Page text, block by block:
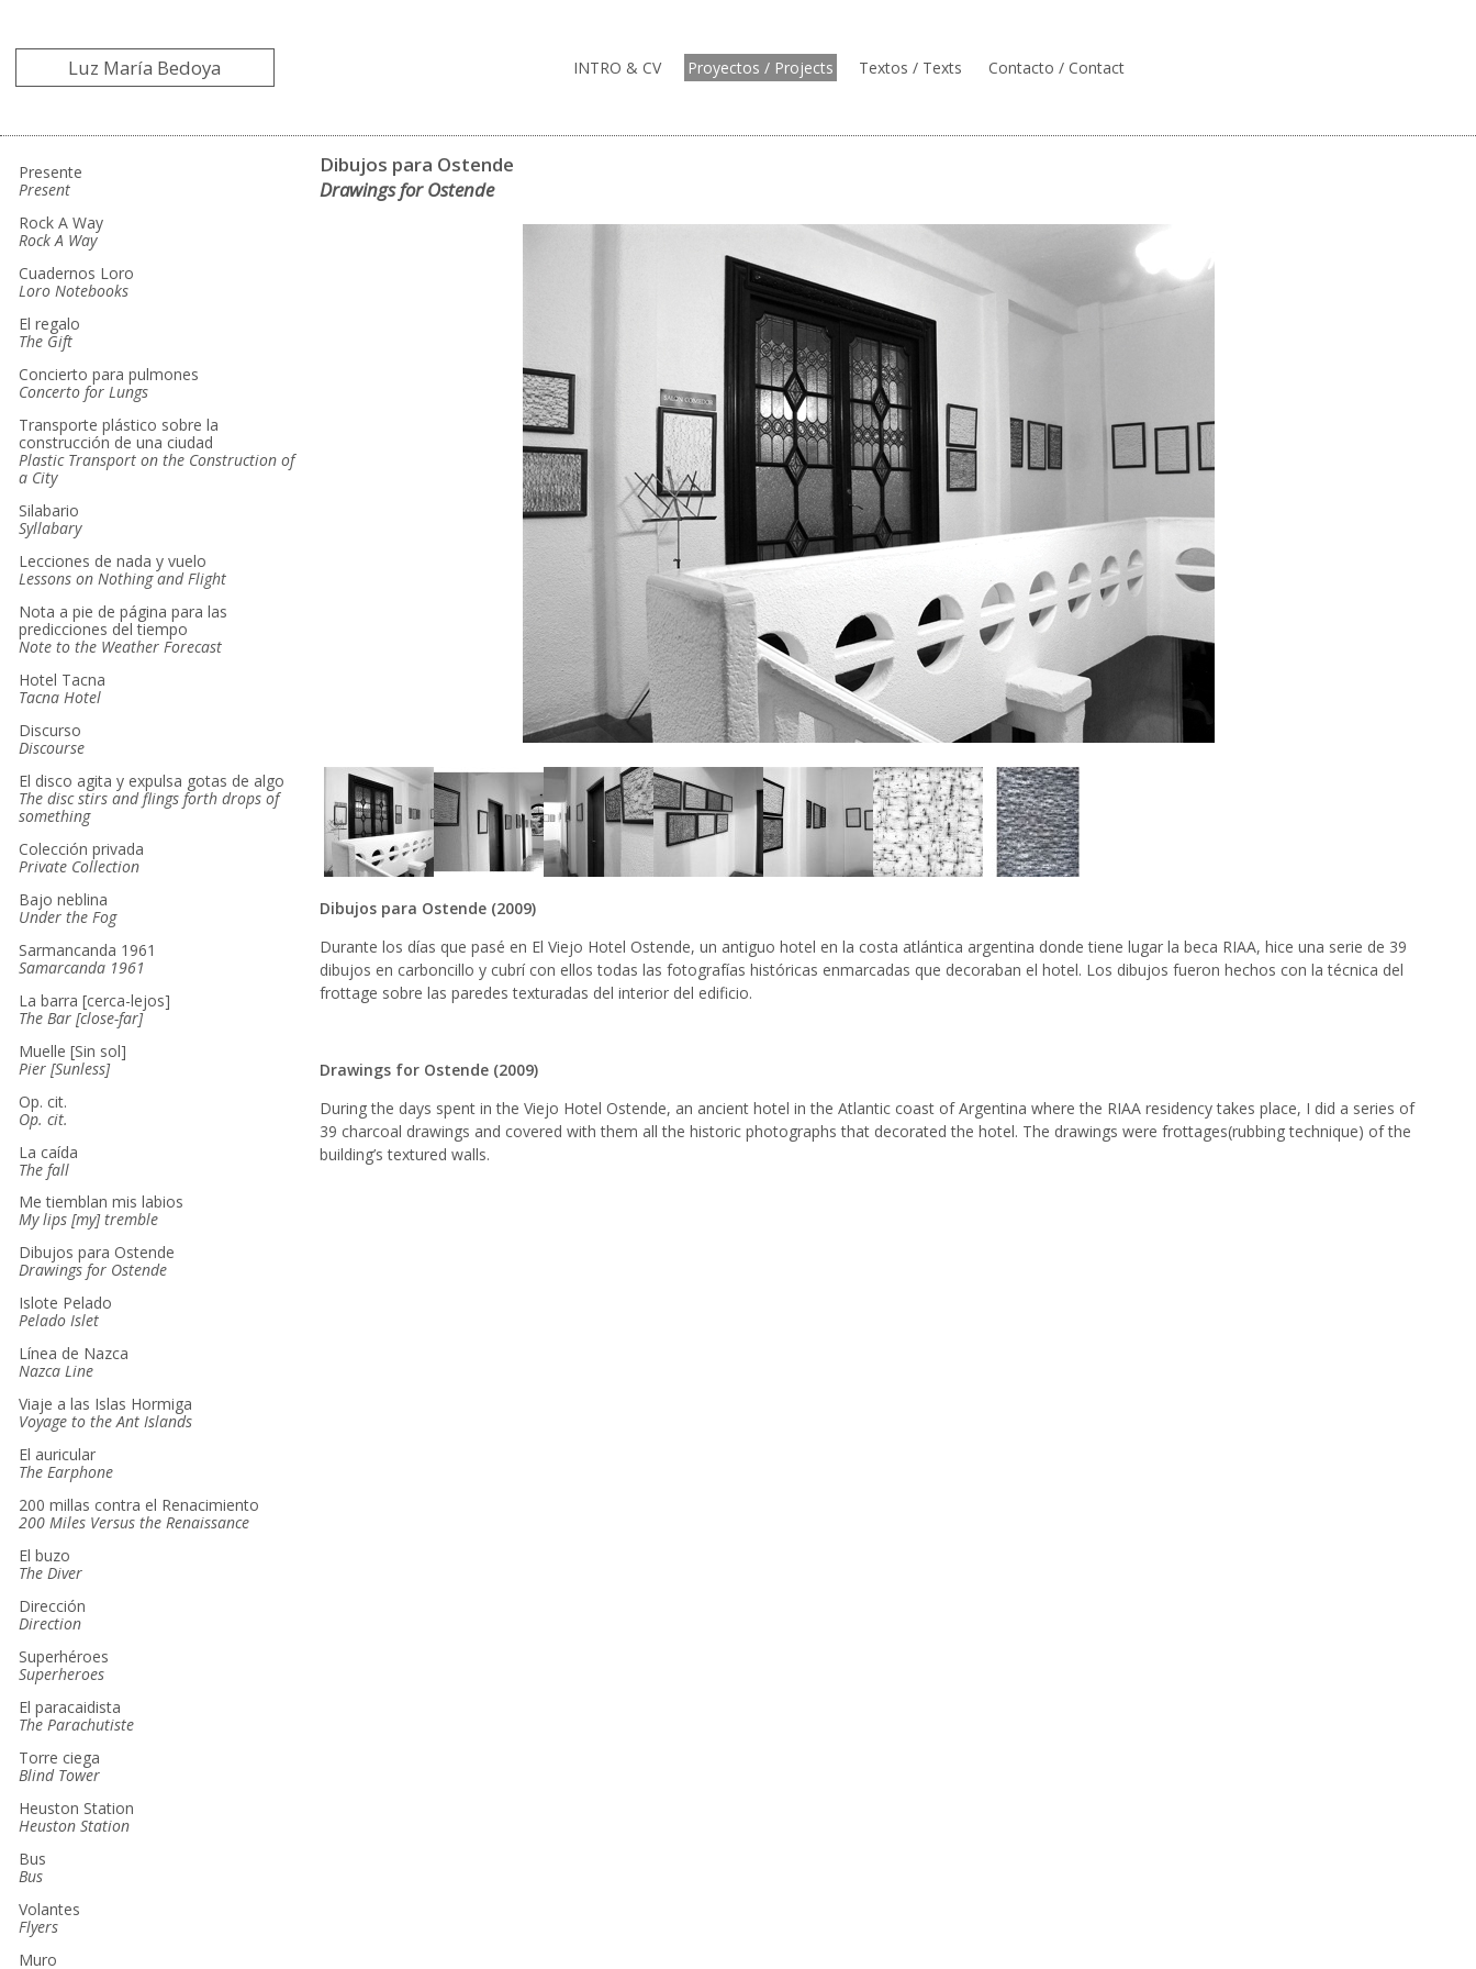
Luz María Bedoya INTRO & CV Proyectos / Projects Textos / Texts Contacto / Contact
Presente
Present
Rock A Way
Rock A Way
Cuadernos Loro
Loro Notebooks
El regalo
The Gift
Concierto para pulmones
Concerto for Lungs
Transporte plástico sobre la
construcción de una ciudad
Plastic Transport on the Construction of
a City
Silabario
Syllabary
Lecciones de nada y vuelo
Lessons on Nothing and Flight
Nota a pie de página para las
predicciones del tiempo
Note to the Weather Forecast
Hotel Tacna
Tacna Hotel
Discurso
Discourse
El disco agita y expulsa gotas de algo
The disc stirs and flings forth drops of
something
Colección privada
Private Collection
Bajo neblina
Under the Fog
Sarmancanda 1961
Samarcanda 1961
La barra [cerca-lejos]
The Bar [close-far]
Muelle [Sin sol]
Pier [Sunless]
Op. cit.
Op. cit.
La caída
The fall
Me tiemblan mis labios
My lips [my] tremble
Dibujos para Ostende
Drawings for Ostende
Islote Pelado
Pelado Islet
Línea de Nazca
Nazca Line
Viaje a las Islas Hormiga
Voyage to the Ant Islands
El auricular
The Earphone
200 millas contra el Renacimiento
200 Miles Versus the Renaissance
El buzo
The Diver
Dirección
Direction
Superhéroes
Superheroes
El paracaidista
The Parachutiste
Torre ciega
Blind Tower
Heuston Station
Heuston Station
Bus
Bus
Volantes
Flyers
Muro
Dibujos para Ostende
Drawings for Ostende
Dibujos para Ostende (2009)
Durante los días que pasé en El Viejo Hotel Ostende, un antiguo hotel en la costa atlántica argentina donde tiene lugar la beca RIAA, hice una serie de 39
dibujos en carboncillo y cubrí con ellos todas las fotografías históricas enmarcadas que decoraban el hotel. Los dibujos fueron hechos con la técnica del
frottage sobre las paredes texturadas del interior del edificio.
Drawings for Ostende (2009)
During the days spent in the Viejo Hotel Ostende, an ancient hotel in the Atlantic coast of Argentina where the RIAA residency takes place, I did a series of
39 charcoal drawings and covered with them all the historic photographs that decorated the hotel. The drawings were frottages(rubbing technique) of the
building’s textured walls.